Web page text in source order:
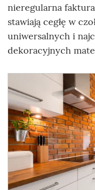
nieregularna
stawiają cegłę w
uniwersalnych i
dekoracyjnych